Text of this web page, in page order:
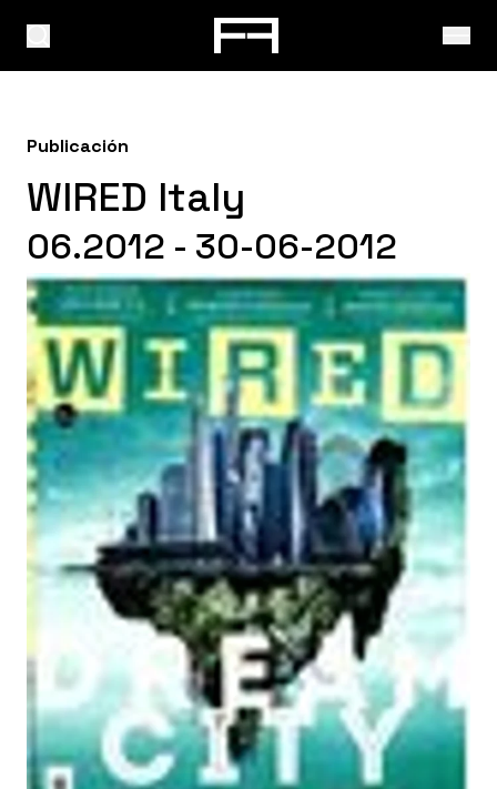
Publicación
WIRED Italy
06.2012 - 30-06-2012